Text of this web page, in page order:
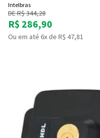
Intelbras
DE R$ 344,28
R$ 286,90
Ou em até 6x de R$ 47,81